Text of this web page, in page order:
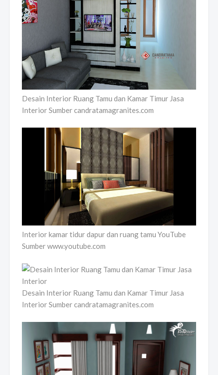
Desain Interior Ruang Tamu dan Kamar Timur Jasa
Interior Sumber candratamagranites.com
Interior kamar tidur dapur dan ruang tamu YouTube
Sumber www.youtube.com
Desain Interior Ruang Tamu dan Kamar Timur Jasa
Interior Sumber candratamagranites.com